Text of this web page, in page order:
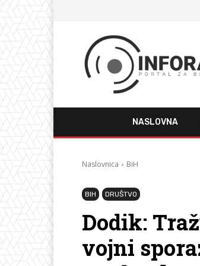
NASLOVNA
Naslovnica BiH
BIH DRUŠTVO
Dodik:
vojni